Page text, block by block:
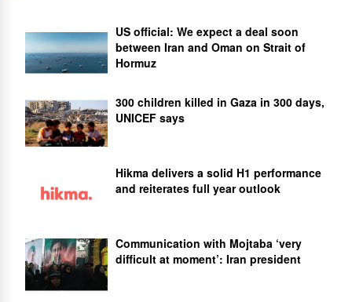
US official: We expect a deal soon
between Iran and Oman on Strait of
Hormuz
300 children killed in Gaza in 300 days,
UNICEF says
Hikma delivers a solid H1 performance
and reiterates full year outlook
Communication with Mojtaba ‘very
difficult at moment’: Iran president